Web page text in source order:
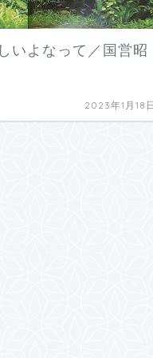
いよなって／国営昭
2023年1月18